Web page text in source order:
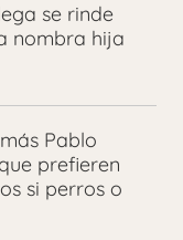
se rinde
nombra hija
Pablo
prefieren
si perros o